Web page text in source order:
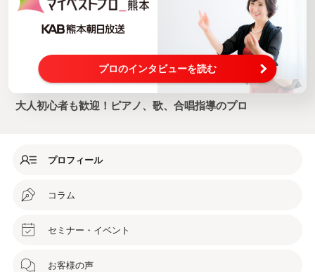
プロのインタビューを読む
大人初心者も歓迎！ピアノ、歌、合唱指導のプロ
プロフィール
コラム
セミナー・イベント
お客様の声